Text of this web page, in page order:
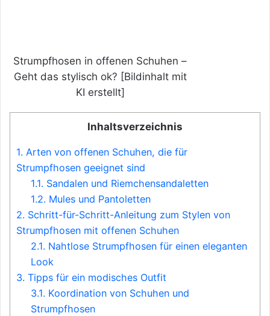
Strumpfhosen in offenen Schuhen –
Geht das stylisch ok? [Bildinhalt mit
KI erstellt]
Inhaltsverzeichnis
1. Arten von offenen Schuhen, die für
Strumpfhosen geeignet sind
1.1. Sandalen und Riemchensandaletten
1.2. Mules und Pantoletten
2. Schritt-für-Schritt-Anleitung zum Stylen von
Strumpfhosen mit offenen Schuhen
2.1. Nahtlose Strumpfhosen für einen eleganten
Look
3. Tipps für ein modisches Outfit
3.1. Koordination von Schuhen und
Strumpfhosen